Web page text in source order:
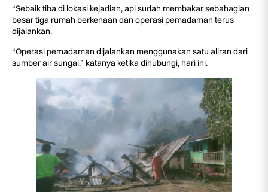
“Sebaik tiba di lokasi kejadian, api sudah membakar sebahagian
besar tiga rumah berkenaan dan operasi pemadaman terus
dijalankan.
“Operasi pemadaman dijalankan menggunakan satu aliran dari
sumber air sungai,” katanya ketika dihubungi, hari ini.